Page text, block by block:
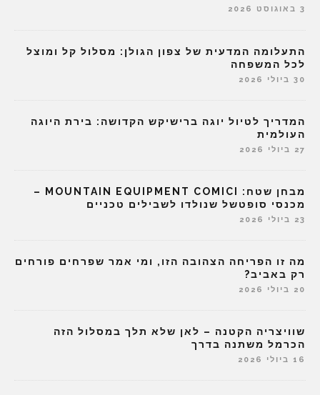
3 באוגוסט 2026
התעלומה המדעית של צפון הגולן: מסלול קל ומוצל
לכל המשפחה
30 ביולי 2026
המדריך לטיול יוגה ברישיקש הקדושה: בירת היוגה
העולמית
27 ביולי 2026
מבחן שטח: MOUNTAIN EQUIPMENT COMICI –
מכנסי סופטשל שנולדו לשבילים טכניים
23 ביולי 2026
מה זו הפריחה הצהובה הזו, ומי אמר שפרחים פורחים
רק באביב?
20 ביולי 2026
שוויצריה הקטנה – לאן שלא תלך במסלול הזה
הכרמל משתנה בדרך
16 ביולי 2026